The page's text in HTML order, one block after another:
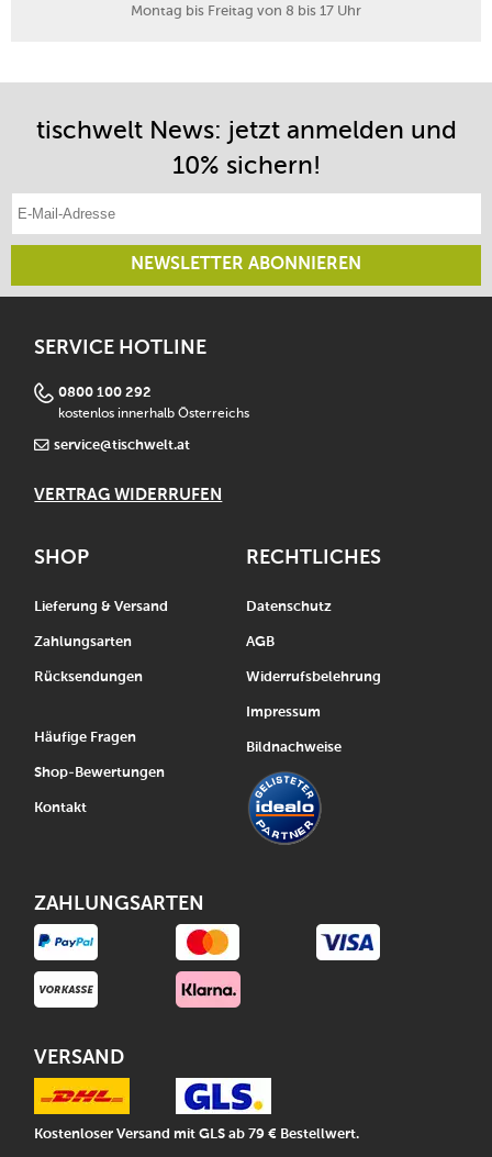
Montag bis Freitag von 8 bis 17 Uhr
tischwelt News: jetzt anmelden und
10% sichern!
NEWSLETTER ABONNIEREN
SERVICE HOTLINE
0800 100 292
kostenlos innerhalb Österreichs
service@tischwelt.at
VERTRAG WIDERRUFEN
SHOP
Lieferung & Versand
Zahlungsarten
Rücksendungen
Häufige Fragen
Shop-Bewertungen
Kontakt
RECHTLICHES
Datenschutz
AGB
Widerrufsbelehrung
Impressum
Bildnachweise
ZAHLUNGSARTEN
VERSAND
Kostenloser Versand mit GLS ab 79 € Bestellwert.